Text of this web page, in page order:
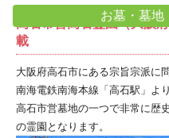
お墓・墓地
高石市営高石霊園（大阪
載
大阪府高石市にある宗旨宗派に
南海電鉄南海本線「高石駅」よ
高石市営墓地の一つで非常に歴
の霊園となります。